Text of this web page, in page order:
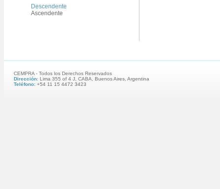
Descendente
Ascendente
CEMPRA - Todos los Derechos Reservados
Dirección: Lima 355 of 4 J, CABA, Buenos Aires, Argentina
Teléfono: +54 11 15 4472 3423